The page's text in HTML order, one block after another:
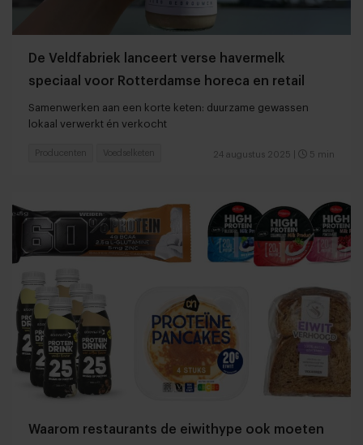
De Veldfabriek lanceert verse havermelk
speciaal voor Rotterdamse horeca en retail
Samenwerken aan een korte keten: duurzame gewassen
lokaal verwerkt én verkocht
24 augustus 2025 5 min
Producenten Voedselketen
Waarom restaurants de eiwithype ook moeten